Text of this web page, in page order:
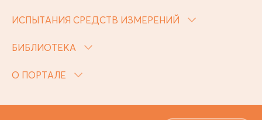
ИСПЫТАНИЯ СРЕДСТВ ИЗМЕРЕНИЙ
БИБЛИОТЕКА
О ПОРТАЛЕ